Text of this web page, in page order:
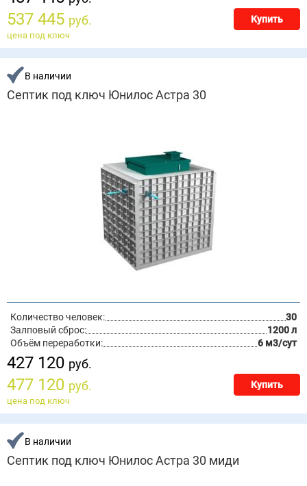
537 445 руб. Купить
цена под ключ
В наличии
Септик под ключ Юнилос Астра 30
Количество человек:
30
Залповый сброс:
1200 л
Объём переработки:
6 м3/сут
427 120 руб.
477 120 руб. Купить
цена под ключ
В наличии
Септик под ключ Юнилос Астра 30 миди